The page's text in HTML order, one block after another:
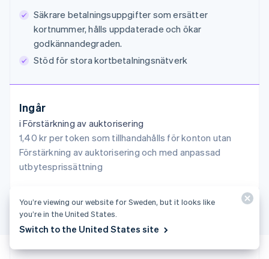
Säkrare betalningsuppgifter som ersätter
kortnummer, hålls uppdaterade och ökar
godkännandegraden.
Stöd för stora kortbetalningsnätverk
Ingår
i Förstärkning av auktorisering
1,40 kr per token som tillhandahålls för konton utan
Förstärkning av auktorisering och med anpassad
utbytesprissättning
Australien
Belgien
Nederlands FrançaisDeutschEnglish
Brasilien
Português
Bulgarien
English
Danmark
English
Estland
Fastlandskina
You’re viewing our website for Sweden, but it looks like
you’re in the United States.
Switch to the United States site